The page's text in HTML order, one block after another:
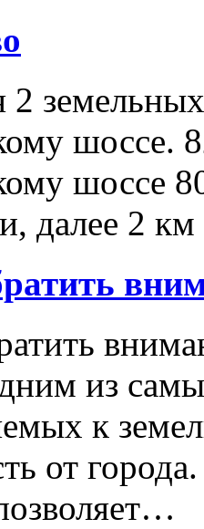
2
шоссе
далее 2
из
к
от